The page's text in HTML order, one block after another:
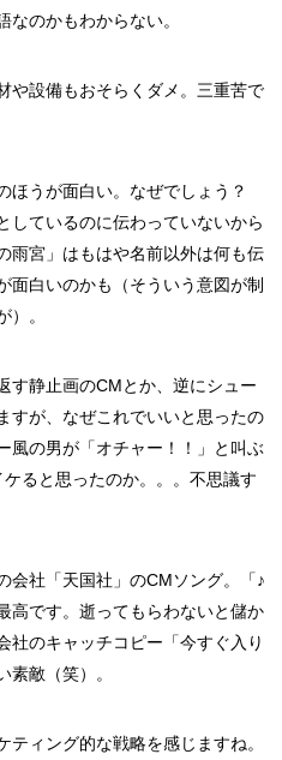
なのかもわからない。
や設備もおそらくダメ。三重苦で
ほうが面白い。なぜでしょう？
しているのに伝わっていないから
雨宮」はもはや名前以外は何も伝
面白いのかも（そういう意図が制
）。
す静止画のCMとか、逆にシュー
すが、なぜこれでいいと思ったの
風の男が「オチャー！！」と叫ぶ
ると思ったのか。。。不思議す
会社「天国社」のCMソング。「♪
です。逝ってもらわないと儲か
社のキャッチコピー「今すぐ入り
素敵（笑）。
ィング的な戦略を感じますね。